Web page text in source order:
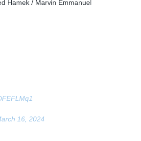
Hamek / Marvin Emmanuel
16, 2024